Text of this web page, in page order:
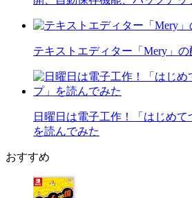
テキストエディター「Mery」
日曜日は電子工作！「はじめて
を読んでみた
おすすめ